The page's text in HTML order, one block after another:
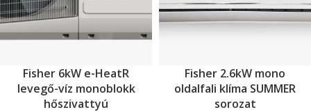
Fisher 6kW e-HeatR
levegő-víz monoblokk
hőszivattyú
Fisher 2.6kW mono
oldalfali klíma SUMMER
sorozat